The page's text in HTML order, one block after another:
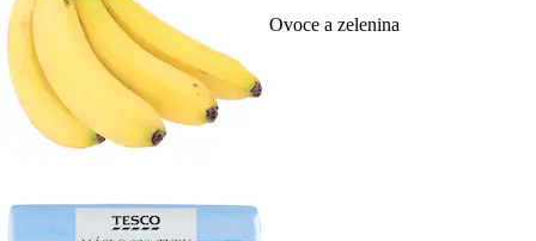
Ovoce a zelenina